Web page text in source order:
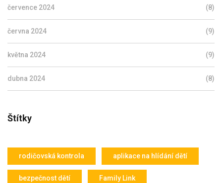
července 2024 (8)
června 2024 (9)
května 2024 (9)
dubna 2024 (8)
Štítky
rodičovská kontrola aplikace na hlídání dětí
bezpečnost dětí Family Link